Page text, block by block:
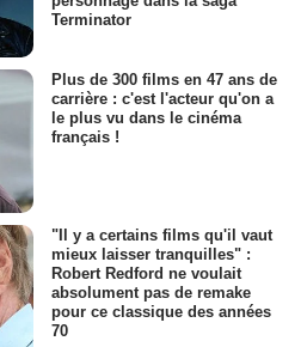
Terminator
Plus de 300 films en 47 ans de
carrière : c'est l'acteur qu'on a
le plus vu dans le cinéma
français !
"Il y a certains films qu'il vaut
mieux laisser tranquilles" :
Robert Redford ne voulait
absolument pas de remake
pour ce classique des années
70